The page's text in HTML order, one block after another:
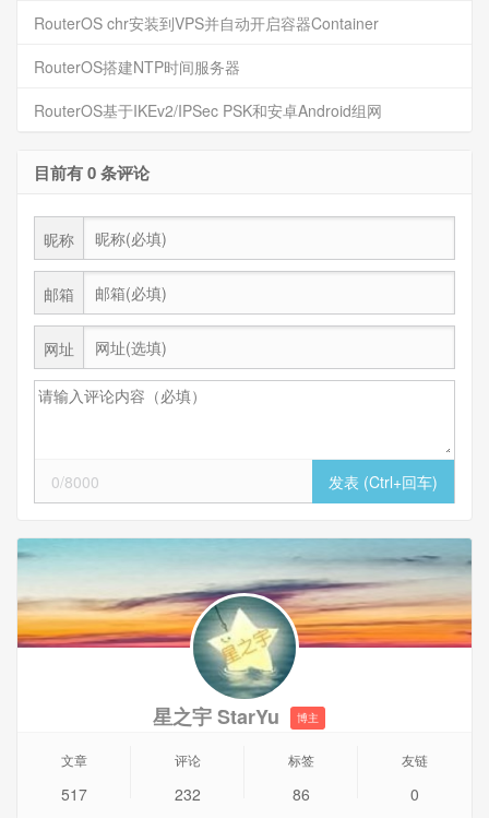
RouterOS chr安装到VPS并自动开启容器Container
RouterOS搭建NTP时间服务器
RouterOS基于IKEv2/IPSec PSK和安卓Android组网
目前有 0 条评论
昵称
邮箱
网址
0/8000
星之宇 StarYu 博主
文章
517
评论
232
标签
86
友链
0